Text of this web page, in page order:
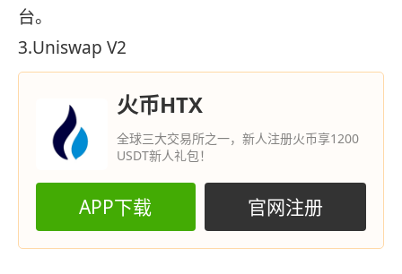
台。
3.Uniswap V2
火币HTX
全球三大交易所之一，新人注册火币享1200
USDT新人礼包！
APP下载 官网注册